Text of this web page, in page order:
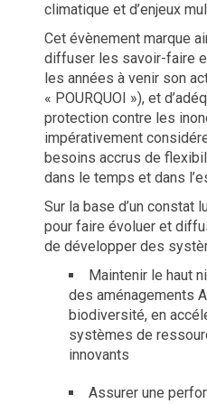
climatique et d’enjeux
Cet évènement marque
diffuser les savoir-faire
les années à venir son
« POURQUOI »), et
protection contre les
impérativement
besoins accrus de
dans le temps et dans
Sur la base d’un constat
pour faire évoluer et
de développer des
Maintenir le haut
des aménagements
biodiversité, en
systèmes de
innovants
Assurer une